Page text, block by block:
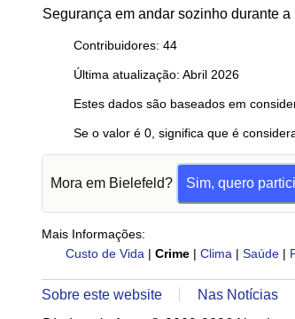
Segurança em andar sozinho durante a
Contribuidores: 44
Última atualização: Abril 2026
Estes dados são baseados em
Se o valor é 0, significa que é
Mora em Bielefeld? Sim, quero
Mais Informações:
Custo de Vida | Crime | Clima | Saúde |
Sobre este website
Nas Notícias